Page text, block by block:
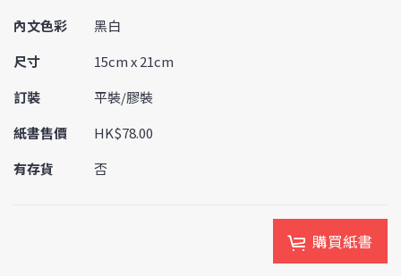
內文色彩
黑白
尺寸
15cm x 21cm
訂裝
平裝/膠裝
紙書售價
HK$78.00
有存貨
否
購買紙書